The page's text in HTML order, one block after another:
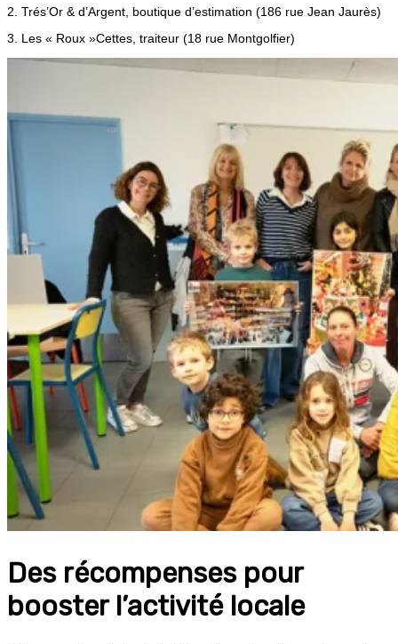
2. Trés’Or & d’Argent, boutique d’estimation (186 rue Jean Jaurès)
3. Les « Roux »Cettes, traiteur (18 rue Montgolfier)
Des récompenses pour
booster l’activité locale